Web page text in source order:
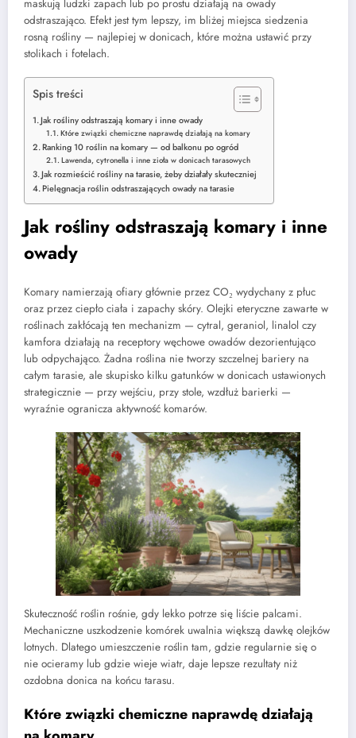
maskują ludzki zapach lub po prostu działają na owady
odstraszająco. Efekt jest tym lepszy, im bliżej miejsca siedzenia
rosną rośliny — najlepiej w donicach, które można ustawić przy
stolikach i fotelach.
Spis treści
Jak rośliny odstraszają komary i inne owady
Które związki chemiczne naprawdę działają na komary
Ranking 10 roślin na komary — od balkonu po ogród
Lawenda, cytronella i inne zioła w donicach tarasowych
Jak rozmieścić rośliny na tarasie, żeby działały skuteczniej
Pielęgnacja roślin odstraszających owady na tarasie
Jak rośliny odstraszają komary i inne
owady
Komary namierzają ofiary głównie przez CO₂ wydychany z płuc
oraz przez ciepło ciała i zapachy skóry. Olejki eteryczne zawarte w
roślinach zakłócają ten mechanizm — cytral, geraniol, linalol czy
kamfora działają na receptory węchowe owadów dezorientująco
lub odpychająco. Żadna roślina nie tworzy szczelnej bariery na
całym tarasie, ale skupisko kilku gatunków w donicach ustawionych
strategicznie — przy wejściu, przy stole, wzdłuż barierki —
wyraźnie ogranicza aktywność komarów.
Skuteczność roślin rośnie, gdy lekko potrze się liście palcami.
Mechaniczne uszkodzenie komórek uwalnia większą dawkę olejków
lotnych. Dlatego umieszczenie roślin tam, gdzie regularnie się o
nie ocieramy lub gdzie wieje wiatr, daje lepsze rezultaty niż
ozdobna donica na końcu tarasu.
Które związki chemiczne naprawdę działają